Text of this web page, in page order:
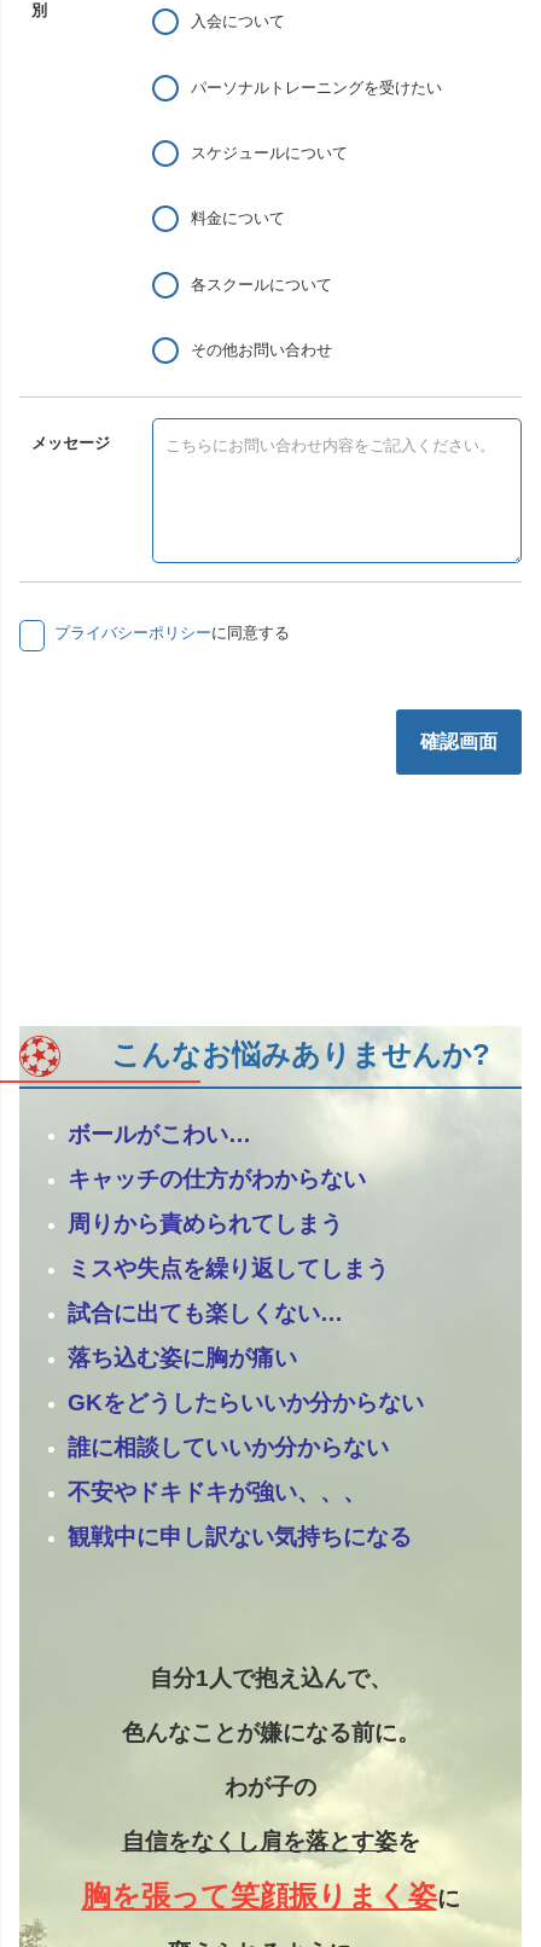
別
入会について
パーソナルトレーニングを受けたい
スケジュールについて
料金について
各スクールについて
その他お問い合わせ
メッセージ
プライバシーポリシーに同意する
確認画面
こんなお悩みありませんか?
ボールがこわい…
キャッチの仕方がわからない
周りから責められてしまう
ミスや失点を繰り返してしまう
試合に出ても楽しくない…
落ち込む姿に胸が痛い
GKをどうしたらいいか分からない
誰に相談していいか分からない
不安やドキドキが強い、、、
観戦中に申し訳ない気持ちになる
自分1人で抱え込んで、
色んなことが嫌になる前に。
わが子の
自信をなくし肩を落とす姿を
胸を張って笑顔振りまく姿に